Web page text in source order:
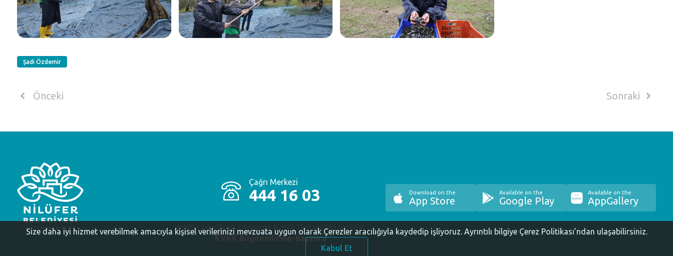
Şadi Özdemir
Önceki Sonraki
Çağrı Merkezi
444 16 03
Nilüfer Belediyesi. Copyright ©2020 Tüm Hakları Saklıdır.
KVKK Bilgilendirme-Başvuru
Download on the
App Store
Available on the
Google Play
Available on the
AppGallery
Size daha iyi hizmet verebilmek amacıyla kişisel verilerinizi mevzuata uygun olarak Çerezler aracılığıyla kaydedip işliyoruz. Ayrıntılı bilgiye Çerez Politikası’ndan ulaşabilirsiniz.
Kabul Et